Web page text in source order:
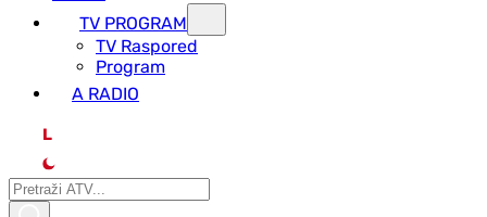
TV PROGRAM
ТV Raspored
Program
A RADIO
L